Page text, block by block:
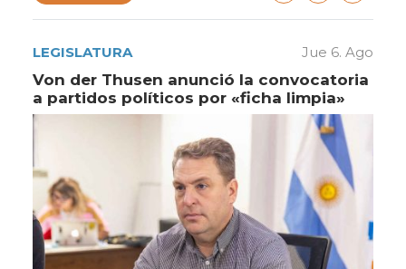
LEGISLATURA Jue 6. Ago
Von der Thusen anunció la convocatoria
a partidos políticos por «ficha limpia»